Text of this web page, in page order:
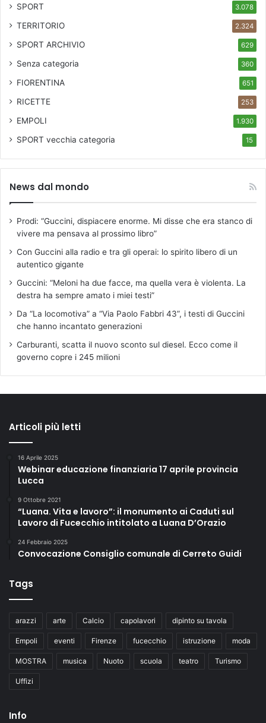
SPORT 3.078
TERRITORIO 2.324
SPORT ARCHIVIO 629
Senza categoria 360
FIORENTINA 651
RICETTE 253
EMPOLI 1.930
SPORT vecchia categoria 15
News dal mondo
Prodi: “Guccini, dispiacere enorme. Mi disse che era stanco di
vivere ma pensava al prossimo libro”
Con Guccini alla radio e tra gli operai: lo spirito libero di un
autentico gigante
Guccini: “Meloni ha due facce, ma quella vera è violenta. La
destra ha sempre amato i miei testi”
Da “La locomotiva” a “Via Paolo Fabbri 43”, i testi di Guccini
che hanno incantato generazioni
Carburanti, scatta il nuovo sconto sul diesel. Ecco come il
governo copre i 245 milioni
Articoli più letti
16 Aprile 2025
Webinar educazione finanziaria 17 aprile provincia
Lucca
9 Ottobre 2021
“Luana. Vita e lavoro”: il monumento ai Caduti sul
Lavoro di Fucecchio intitolato a Luana D’Orazio
24 Febbraio 2025
Convocazione Consiglio comunale di Cerreto Guidi
Tags
arazzi arte Calcio capolavori dipinto su tavola
Empoli eventi Firenze fucecchio istruzione moda
MOSTRA musica Nuoto scuola teatro Turismo
Uffizi
Info